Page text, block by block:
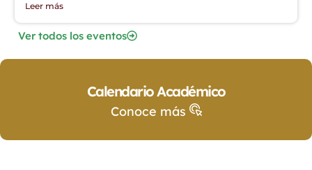
Leer más
Ver todos los eventos
Calendario Académico
Conoce más